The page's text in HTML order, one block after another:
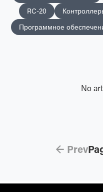
RC-20
Программное
No
← Prev